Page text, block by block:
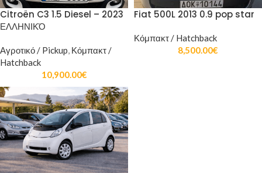
Citroën C3 1.5 Diesel – 2023
ΕΛΛΗΝΙΚΌ
Αγροτικό / Pickup, Κόμπακτ /
Hatchback
10,900.00€
Fiat 500L 2013 0.9 pop star
Κόμπακτ / Hatchback
8,500.00€